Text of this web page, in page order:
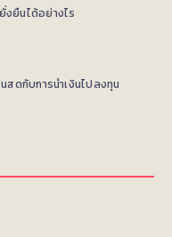
ยืนได้อย่างไร
สดกับการนำเงินไปลงทุน